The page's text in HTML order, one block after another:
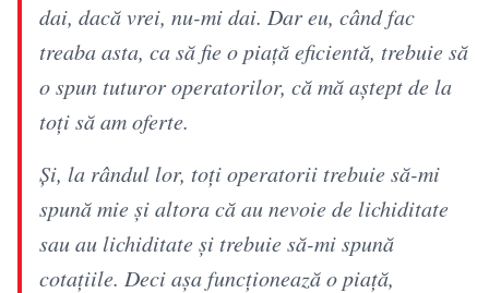
dai, dacă vrei, nu-mi dai. Dar eu, când fac
treaba asta, ca să fie o piaţă eficientă, trebuie să
o spun tuturor operatorilor, că mă aştept de la
toţi să am oferte.
Şi, la rândul lor, toţi operatorii trebuie să-mi
spună mie şi altora că au nevoie de lichiditate
sau au lichiditate şi trebuie să-mi spună
cotaţiile. Deci aşa funcţionează o piaţă,